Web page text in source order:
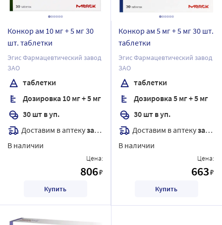
Конкор ам 10 мг + 5 мг 30
шт. таблетки
Эгис Фармацевтический завод
ЗАО
таблетки
Дозировка 10 мг + 5 мг
30 шт в уп.
Доставим в аптекузавтра
В наличии
Цена:
806₽
Купить
Конкор ам 5 мг + 5 мг 30 шт.
таблетки
Эгис Фармацевтический завод
ЗАО
таблетки
Дозировка 5 мг + 5 мг
30 шт в уп.
Доставим в аптекузавтра
В наличии
Цена:
663₽
Купить